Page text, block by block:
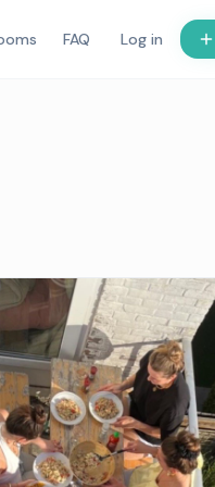
FAQ Log in